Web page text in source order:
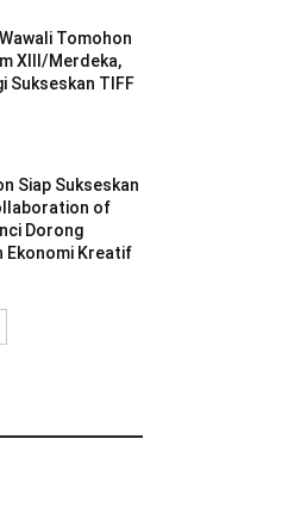
Tomohon
XIII/Merdeka,
Sukseskan TIFF
Siap Sukseskan
of
Dorong
Ekonomi Kreatif